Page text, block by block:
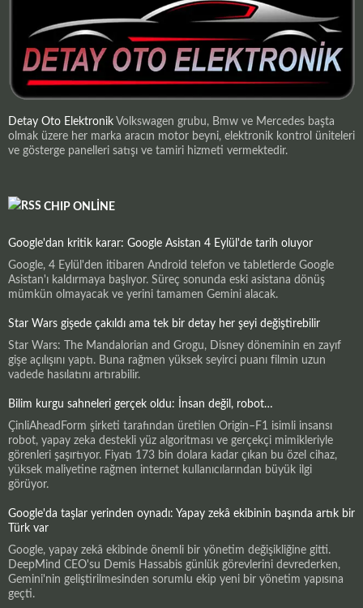
Detay Oto Elektronik Volkswagen grubu, Bmw ve Mercedes başta
olmak üzere her marka aracın motor beyni, elektronik kontrol üniteleri
ve gösterge panelleri satışı ve tamiri hizmeti vermektedir.
CHIP ONLINE
Google'dan kritik karar: Google Asistan 4 Eylül'de tarih oluyor
Google, 4 Eylül'den itibaren Android telefon ve tabletlerde Google
Asistan'ı kaldırmaya başlıyor. Süreç sonunda eski asistana dönüş
mümkün olmayacak ve yerini tamamen Gemini alacak.
Star Wars gişede çakıldı ama tek bir detay her şeyi değiştirebilir
Star Wars: The Mandalorian and Grogu, Disney döneminin en zayıf
gişe açılışını yaptı. Buna rağmen yüksek seyirci puanı filmin uzun
vadede hasılatını artırabilir.
Bilim kurgu sahneleri gerçek oldu: İnsan değil, robot…
ÇinliAheadForm şirketi tarafından üretilen Origin–F1 isimli insansı
robot, yapay zeka destekli yüz algoritması ve gerçekçi mimikleriyle
görenleri şaşırtıyor. Fiyatı 173 bin dolara kadar çıkan bu özel cihaz,
yüksek maliyetine rağmen internet kullanıcılarından büyük ilgi
görüyor.
Google'da taşlar yerinden oynadı: Yapay zekâ ekibinin başında artık bir
Türk var
Google, yapay zekâ ekibinde önemli bir yönetim değişikliğine gitti.
DeepMind CEO'su Demis Hassabis günlük görevlerini devrederken,
Gemini'nin geliştirilmesinden sorumlu ekip yeni bir yönetim yapısına
geçti.